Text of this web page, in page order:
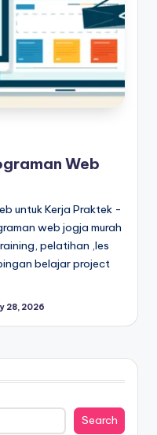
Web
untuk Kerja Praktek -
web jogja murah
pelatihan ,les
belajar project
28, 2026
Search